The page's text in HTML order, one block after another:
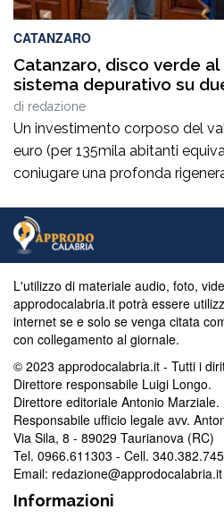
CATANZARO
Catanzaro, disco verde
sistema depurativo su
di redazione
Un investimento corposo del
euro (per 135mila abitanti
coniugare una profonda
epocale”, sul fronte della
Catanzaro consentendole di
relativa procedura d’infrazione
capoluogo di Regione, […]
L'utilizzo di materiale audio, foto,
approdocalabria.it potrà essere
internet se e solo se venga citata
con collegamento al giornale.
© 2023 approdocalabria.it - Tutti i
Direttore responsabile Luigi Longo.
Direttore editoriale Antonio Marziale.
Responsabile ufficio legale avv.
Via Sila, 8 - 89029 Taurianova (RC)
Tel. 0966.611303 - Cell.
Email: redazione@approdocalabria.it
Informazioni